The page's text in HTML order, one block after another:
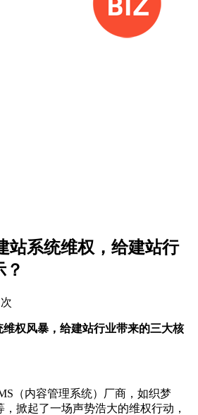
站系统维权，给建站行
次
维权风暴，给建站行业带来的三大核
（内容管理系统）厂商，如织梦
，掀起了一场声势浩大的维权行动，